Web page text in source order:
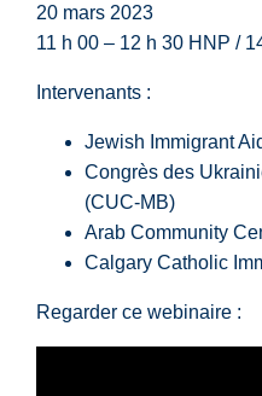
20 mars 2023
11 h 00 – 12 h 30 HNP /
Intervenants :
Jewish Immigrant
Congrès des
(CUC-MB)
Arab Community
Calgary Catholic
Regarder ce webinaire :